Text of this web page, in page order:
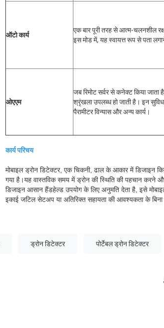
ऑटो कार्य
एक बार पूरी तरह से आत्म-चलनशील
इस मोड में, यह स्वायत्त रूप से पता
ओएएम
जब रिमोट सर्वर से कनेक्ट किया
श्रृंखला उपलब्ध हो जाती है। इन
पैरामीटर विन्यास और अन्य कार्य।
कार्य परिचय
मोबाइल ड्रोन डिटेक्टर, एक चिकनी, ढाल के आकार में डिजाइन
गया है।यह वास्तविक समय में ड्रोन की स्थिति की पहचान करने
डिजाइन आसान हैंडहेल्ड उपयोग के लिए अनुमति देता है, इसे
इकाई जटिल सेटअप या अतिरिक्त सहायता की आवश्यकता के
ड्रोन डिटेक्टर पोर्टेबल ड्रोन डिटेक्टर